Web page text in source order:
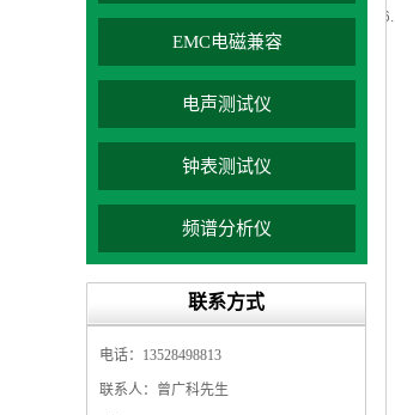
EMC电磁兼容
电声测试仪
钟表测试仪
频谱分析仪
联系方式
电话：13528498813
联系人：曾广科先生
6.